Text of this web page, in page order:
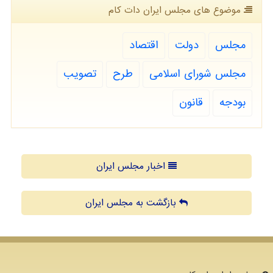
موضوع های مجلس ایران دات كام
مجلس دولت
اقتصاد
مجلس شورای اسلامی
طرح
تصویب
بودجه
قانون
اخبار مجلس ایران
بازگشت به مجلس ایران